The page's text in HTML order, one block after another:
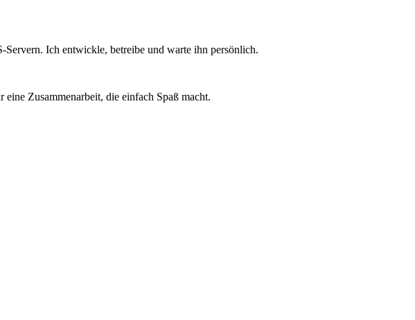
Ich entwickle, betreibe und warte ihn persönlich.
Zusammenarbeit, die einfach Spaß macht.